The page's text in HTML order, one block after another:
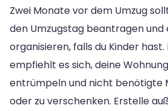
Zwei Monate vor dem Umzug
den Umzugstag beantragen und
organisieren, falls du Kinder
empfiehlt es sich, deine
entrümpeln und nicht benötigte
oder zu verschenken. Erstelle